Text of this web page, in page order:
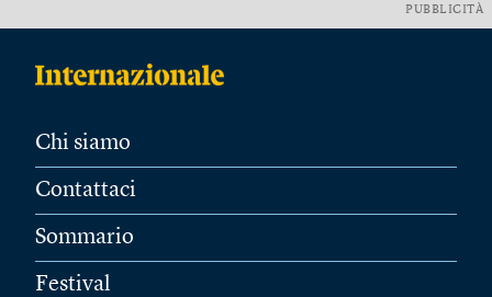
PUBBLICITÀ
Chi siamo
Contattaci
Sommario
Festival